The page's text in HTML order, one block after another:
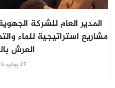
المدير العام للشركة
مشاريع استراتيجية للماء
العرش
29 يوليو 2026